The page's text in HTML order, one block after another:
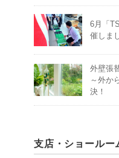
6月「
催しま
外壁張
～外か
決！
支店・ショールー